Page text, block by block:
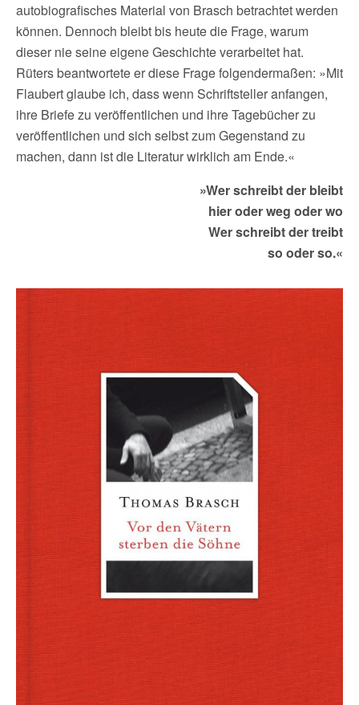
autobiografisches Material von Brasch betrachtet werden
können. Dennoch bleibt bis heute die Frage, warum
dieser nie seine eigene Geschichte verarbeitet hat.
Rüters beantwortete er diese Frage folgendermaßen: »Mit
Flaubert glaube ich, dass wenn Schriftsteller anfangen,
ihre Briefe zu veröffentlichen und ihre Tagebücher zu
veröffentlichen und sich selbst zum Gegenstand zu
machen, dann ist die Literatur wirklich am Ende.«
»Wer schreibt der bleibt
hier oder weg oder wo
Wer schreibt der treibt
so oder so.«